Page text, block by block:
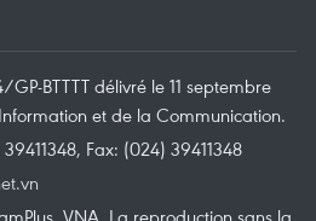
BTTTT délivré le 11 septembre
et de la Communication.
Fax: (024) 39411348
VNA. La reproduction sans la